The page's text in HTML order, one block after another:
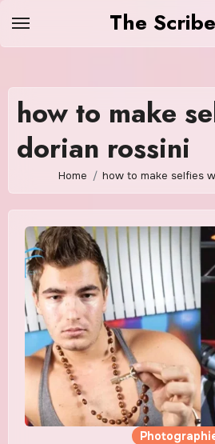
The
how to make
dorian rossini
Home how to make selfies